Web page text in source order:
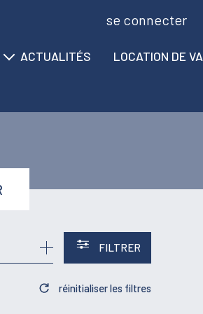
se connecter
ACTUALITÉS LOCATION DE
FILTRER
réinitialiser les filtres